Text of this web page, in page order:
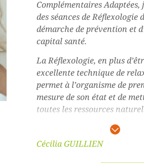
Complémentaires Adaptées, j
des séances de Réflexologie
démarche deprévention et
capital santé.
La Réflexologie, en plus
excellente technique de
permet à l’organisme de
mesure de son état et de
toutes les ressources
équilibre possible. Elle
soulager, aussi bien les
Cécilia GUILLIEN